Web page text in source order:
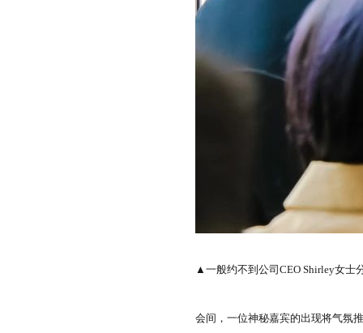
▲一般约不到公司CEO Shirley女士
会间，一位神秘嘉宾的出现将气氛